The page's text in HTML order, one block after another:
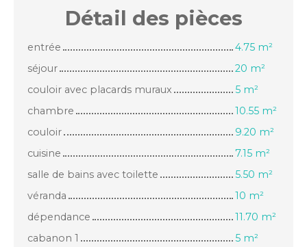
Détail des pièces
entrée
4.75 m²
séjour
20 m²
couloir avec placards muraux
5 m²
chambre
10.55 m²
couloir
9.20 m²
cuisine
7.15 m²
salle de bains avec toilette
5.50 m²
véranda
10 m²
dépendance
11.70 m²
cabanon 1
5 m²